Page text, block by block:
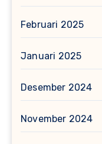
Februari 2025
Januari 2025
Desember 2024
November 2024